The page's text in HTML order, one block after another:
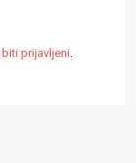
biti prijavljeni.